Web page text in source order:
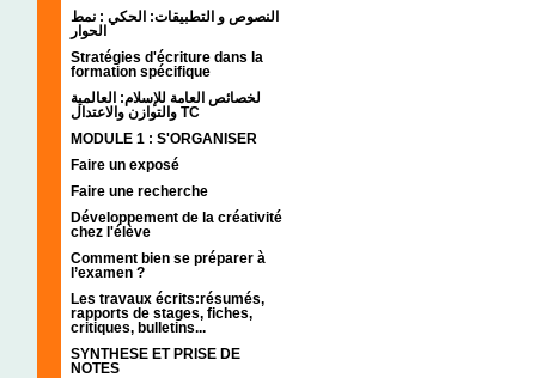
النصوص و التطبيقات: الحكي : نمط
الحوار
Stratégies d'écriture dans la
formation spécifique
لخصائص العامة للإسلام: العالمية
والتوازن والاعتدال TC
MODULE 1 : S'ORGANISER
Faire un exposé
Faire une recherche
Développement de la créativité
chez l'élève
Comment bien se préparer à
l’examen ?
Les travaux écrits:résumés,
rapports de stages, fiches,
critiques, bulletins...
SYNTHESE ET PRISE DE
NOTES